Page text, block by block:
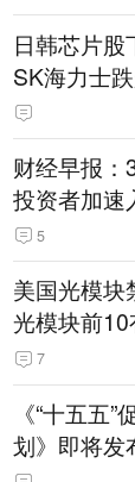
日韩芯片股
SK海力士
遭遇业绩杀
财经早报：
投资者加速
易线路
5
美国光模块
光模块前
界人士：想
7
《“十五五
划》即将发